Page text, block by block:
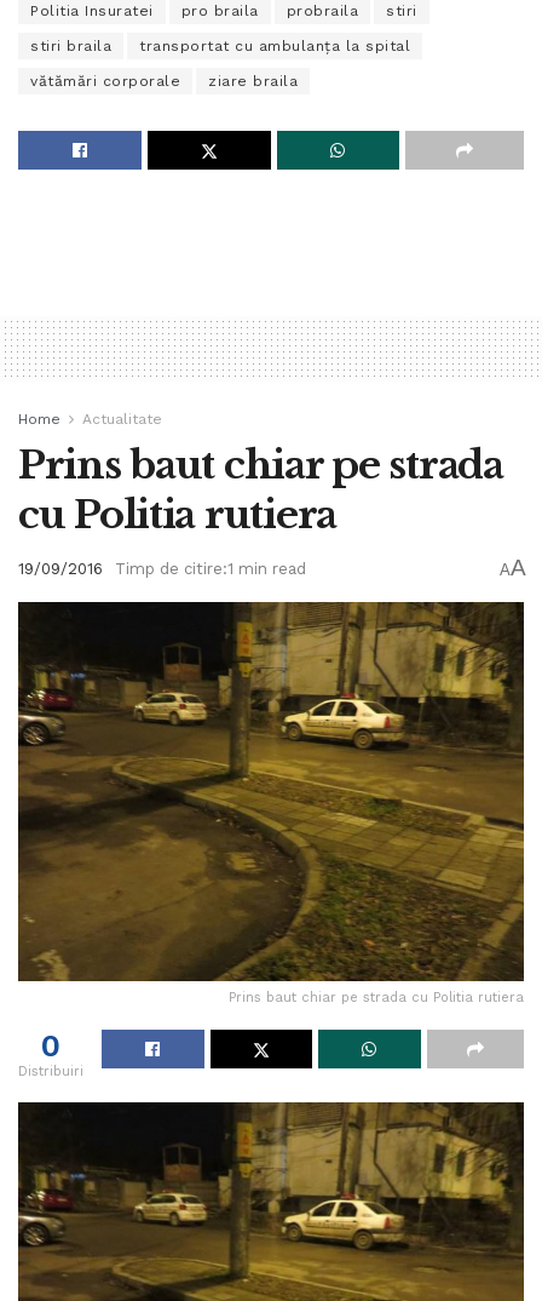
Politia Insuratei pro braila probraila stiri
stiri braila transportat cu ambulanţa la spital
vătămări corporale ziare braila
Home Actualitate
Prins baut chiar pe strada
cu Politia rutiera
19/09/2016 Timp de citire:1 min read AA
Prins baut chiar pe strada cu Politia rutiera
0
Distribuiri